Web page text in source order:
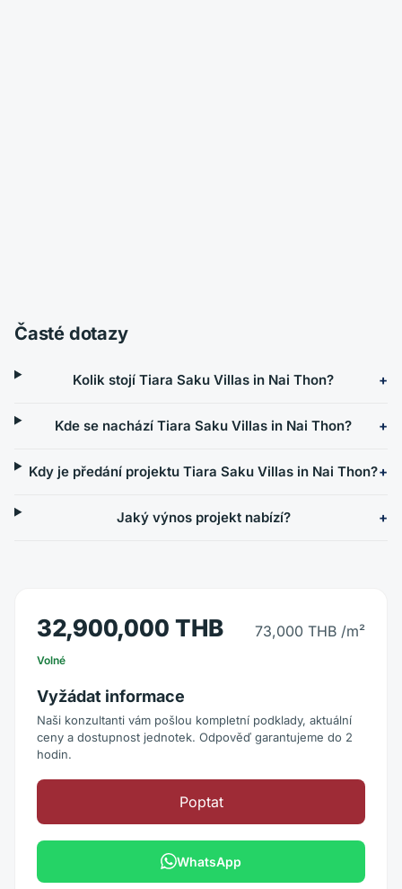
Časté dotazy
Kolik stojí Tiara Saku Villas in Nai Thon?
Kde se nachází Tiara Saku Villas in Nai Thon?
Kdy je předání projektu Tiara Saku Villas in Nai Thon?
Jaký výnos projekt nabízí?
32,900,000 THB 73,000 THB /m²
Volné
Vyžádat informace
Naši konzultanti vám pošlou kompletní podklady, aktuální
ceny a dostupnost jednotek. Odpověď garantujeme do 2
hodin.
Poptat
WhatsApp